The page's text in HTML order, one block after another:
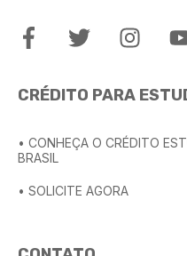
CRÉDITO PARA
• CONHEÇA O CRÉDITO
BRASIL
• SOLICITE AGORA